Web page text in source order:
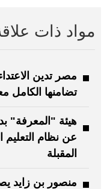
مواد ذات
مصر تدين
تضامنها الكامل
هيئة "المعرفة"
عن نظام التعليم
المقبلة
منصور بن زايد